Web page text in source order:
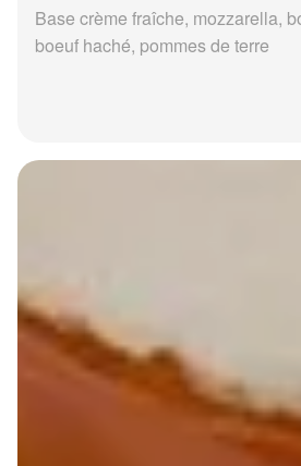
Base crème fraîche, mozzarella,
boeuf haché, pommes de terre